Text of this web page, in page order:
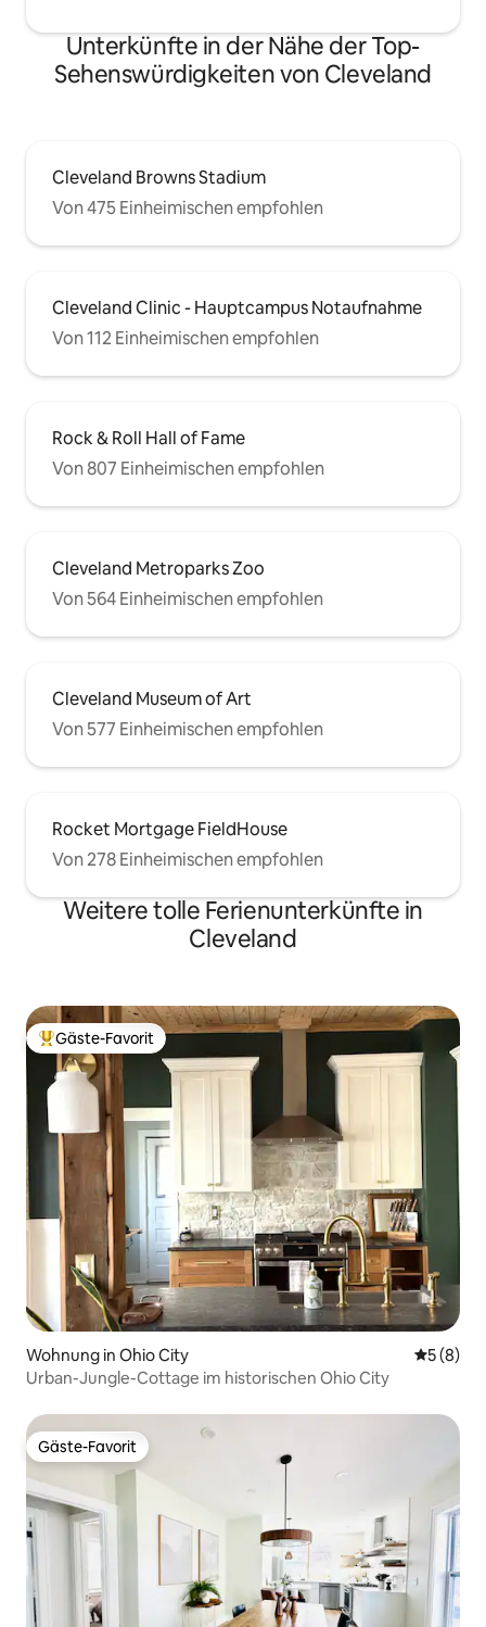
Unterkünfte in der Nähe der Top-
Sehenswürdigkeiten von Cleveland
Cleveland Browns Stadium
Von 475 Einheimischen empfohlen
Cleveland Clinic - Hauptcampus Notaufnahme
Von 112 Einheimischen empfohlen
Rock & Roll Hall of Fame
Von 807 Einheimischen empfohlen
Cleveland Metroparks Zoo
Von 564 Einheimischen empfohlen
Cleveland Museum of Art
Von 577 Einheimischen empfohlen
Rocket Mortgage FieldHouse
Von 278 Einheimischen empfohlen
Weitere tolle Ferienunterkünfte in
Cleveland
Beliebter Gäste-Favorit.
Gäste-Favorit
Wohnung in Ohio City
5 (8)
Urban-Jungle-Cottage im historischen Ohio City
Gäste-Favorit
Gäste-Favorit